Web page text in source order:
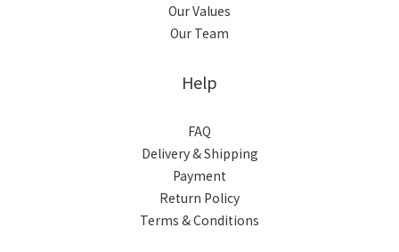
Our Values
Our Team
Help
FAQ
Delivery & Shipping
Payment
Return Policy
Terms & Conditions